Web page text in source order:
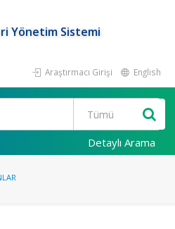
Yönetim Sistemi
Araştırmacı Girişi English
Detaylı Arama